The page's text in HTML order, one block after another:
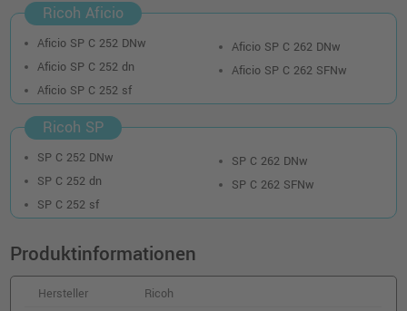
77,99 € shopping_cart
Kompatibler Toner ersetzt Ricoh 407532
SPC252E cyan
o. MwSt.
88,99 €
SPC252HE schwarz
49,99 €
inkl. MwSt.zzgl. Versand
Ricoh Aficio
Aficio SP C 252 DNw
Aficio SP C 252 dn
Aficio SP C 252 sf
Aficio SP C 262 DNw
Aficio SP C 262 SFNw
Ricoh SP
SP C 252 DNw
SP C 252 dn
SP C 252 sf
SP C 262 DNw
SP C 262 SFNw
Produktinformationen
Hersteller
Ricoh